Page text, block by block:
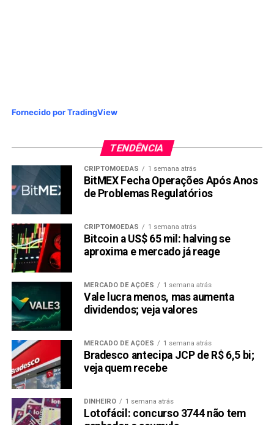
Fornecido por TradingView
TENDÊNCIA
CRIPTOMOEDAS 1 semana atrás
BitMEX Fecha Operações Após Anos
de Problemas Regulatórios
CRIPTOMOEDAS 1 semana atrás
Bitcoin a US$ 65 mil: halving se
aproxima e mercado já reage
MERCADO DE AÇÕES 1 semana atrás
Vale lucra menos, mas aumenta
dividendos; veja valores
MERCADO DE AÇÕES 1 semana atrás
Bradesco antecipa JCP de R$ 6,5 bi;
veja quem recebe
DINHEIRO 1 semana atrás
Lotofácil: concurso 3744 não tem